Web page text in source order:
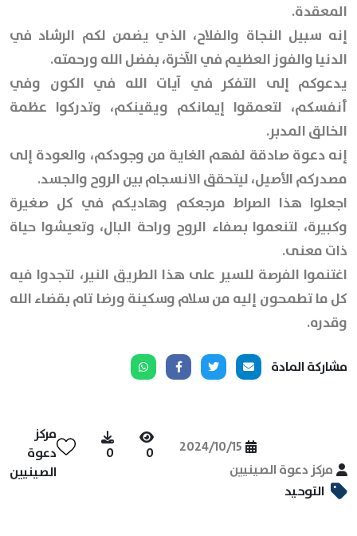
المعقدة.
إنه سبيل النجاة والفلاح، الذي يضمن لكم الرشاد في
الدنيا والفوز العظيم في الآخرة، بفضل الله ورحمته.
يدعوكم إلى التفكر في آيات الله في الكون وفي
أنفسكم، لتعمقوا إيمانكم ويقينكم، وتدركوا عظمة
الخالق المدبر.
إنه دعوة صادقة لفهم الغاية من وجودكم، والعودة إلى
مصدركم الأصيل، ليتحقق الانسجام بين الروح والجسد.
اجعلوا هذا الصراط مرجعكم وهاديكم في كل صغيرة
وكبيرة، لتنعموا بصفاء الروح وراحة البال، وتعيشوا حياة
ذات معنى.
اغتنموا الفرصة للسير على هذا الطريق النير، لتجدوا فيه
كل ما تطمحون إليه من سلام وسكينة ورضا تام بقضاء الله
وقدره.
مشاركة المادة
مركز دعوة الصينيين
2024/10/15
0
0
مركز
دعوة
الصينيين
التوحيد